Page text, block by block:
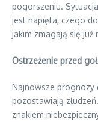
pogorszeniu.
jest napięta, czego
jakim zmagają się już
Ostrzeżenie przed
Najnowsze prognozy
pozostawiają
znakiem